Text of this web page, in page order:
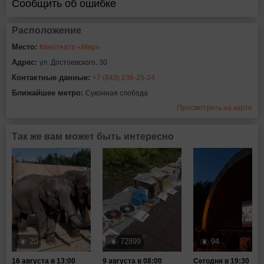
Сообщить об ошибке
Расположение
Место: Кинотеатр «Мир»
Адрес: ул. Достоевского, 30
Контактные данные: +7 (843) 238-25-24
Ближайшее метро: Суконная слобода
Просмотреть на карте
Так же вам может быть интересно
20
16 августа в 13:00
72899
9 августа в 08:00
94
Сегодня в 19:30